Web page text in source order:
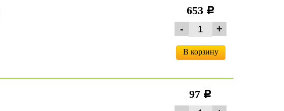
653 c
В корзину
97 c